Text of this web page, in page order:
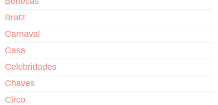
Bratz
Carnaval
Casa
Celebridades
Chaves
Circo